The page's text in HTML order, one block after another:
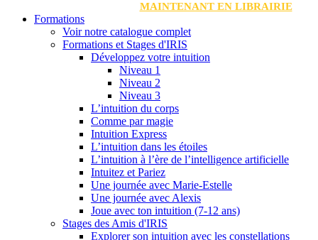
MAINTENANT EN LIBRAIRIE
Formations
Voir notre catalogue complet
Formations et Stages d'IRIS
Développez votre intuition
Niveau 1
Niveau 2
Niveau 3
L’intuition du corps
Comme par magie
Intuition Express
L’intuition dans les étoiles
L’intuition à l’ère de l’intelligence artificielle
Intuitez et Pariez
Une journée avec Marie-Estelle
Une journée avec Alexis
Joue avec ton intuition (7-12 ans)
Stages des Amis d'IRIS
Explorer son intuition avec les constellations